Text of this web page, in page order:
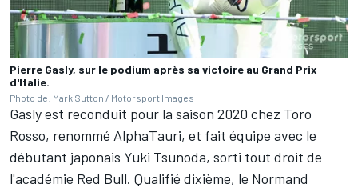
Pierre Gasly, sur le podium après sa victoire au Grand Prix
d'Italie.
Photo de: Mark Sutton / Motorsport Images
Gasly est reconduit pour la saison 2020 chez Toro
Rosso, renommé AlphaTauri, et fait équipe avec le
débutant japonais Yuki Tsunoda, sorti tout droit de
l'académie Red Bull. Qualifié dixième, le Normand